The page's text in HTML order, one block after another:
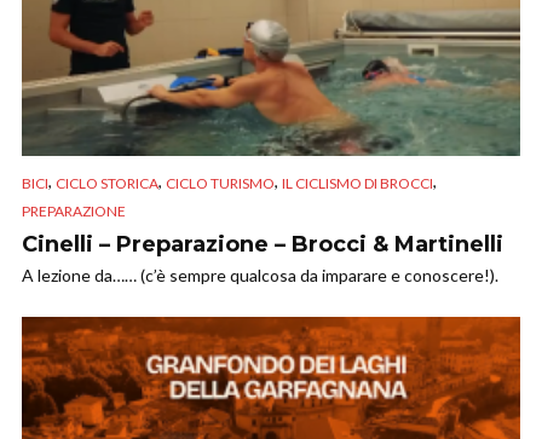
BICI, CICLO STORICA, CICLO TURISMO, IL CICLISMO DI BROCCI,
PREPARAZIONE
Cinelli – Preparazione – Brocci & Martinelli
A lezione da…… (c’è sempre qualcosa da imparare e conoscere!).